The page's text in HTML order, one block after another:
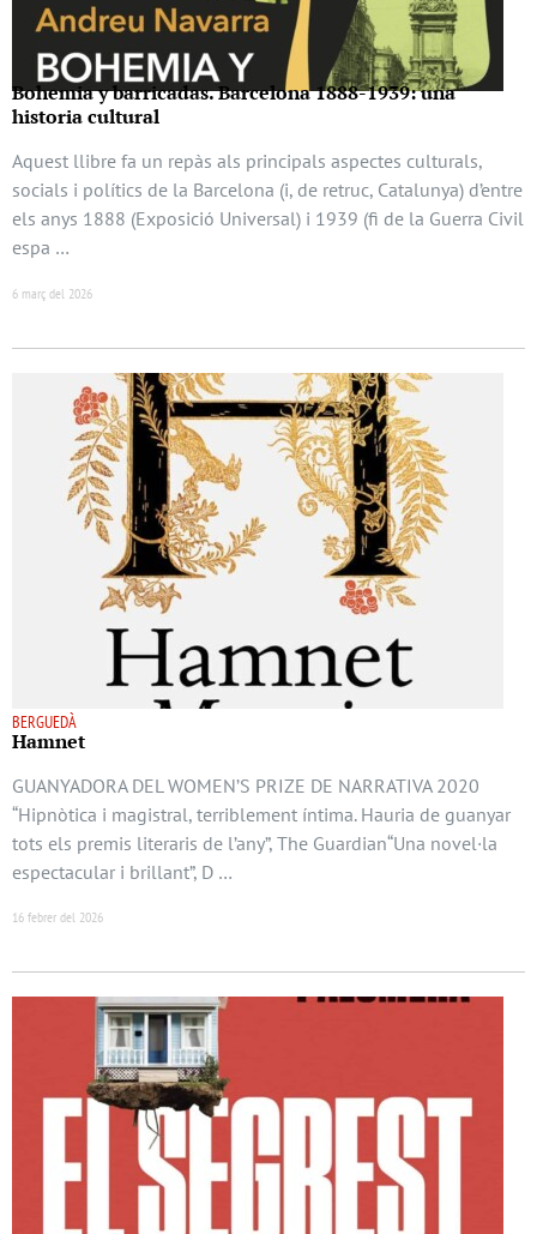
Bohemia y barricadas. Barcelona 1888-1939: una
historia cultural
Aquest llibre fa un repàs als principals aspectes culturals,
socials i polítics de la Barcelona (i, de retruc, Catalunya) d’entre
els anys 1888 (Exposició Universal) i 1939 (fi de la Guerra Civil
espa …
6 març del 2026
BERGUEDÀ
Hamnet
GUANYADORA DEL WOMEN’S PRIZE DE NARRATIVA 2020
“Hipnòtica i magistral, terriblement íntima. Hauria de guanyar
tots els premis literaris de l’any”, The Guardian“Una novel·la
espectacular i brillant”, D …
16 febrer del 2026